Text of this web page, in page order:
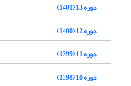
دوره 13 (1401)
دوره 12 (1400)
دوره 11 (1399)
دوره 10 (1398)